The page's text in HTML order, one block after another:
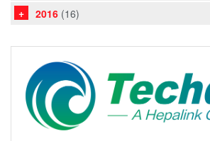
2016 (16)